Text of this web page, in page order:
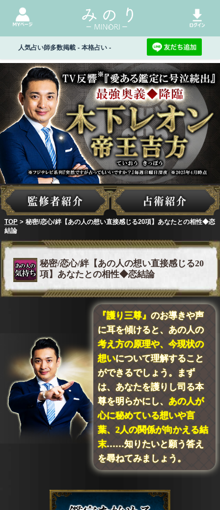
人気占い師多数掲載 - 本格占い -
TOP> 秘密/恋心/絆【あの人の想い直接感じる20項】あなたとの相性◆恋
結論
秘密/恋心/絆【あの人の想い直接感じる20
項】あなたとの相性◆恋結論
『護り三尊』のお導きや声
に耳を傾けると、あの人の
考え方の原理や、今現状の
想いについて理解すること
ができるでしょう。まず
は、あなたを護りし司る本
尊を明らかにし、あの人が
心に秘めている想いや言
葉、2人の関係が向かえる結
末……知りたいと願う答え
を尋ねてみましょう。